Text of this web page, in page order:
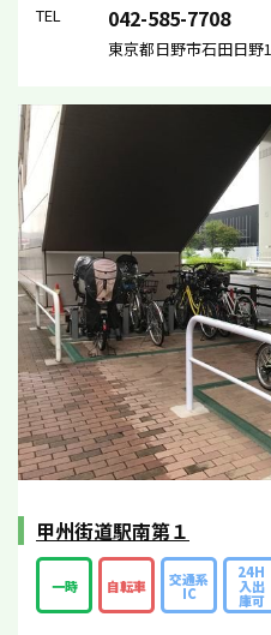
TEL
042-585-7708
東京都日野市石田日野
甲州街道駅南第１
一時 自転車 交通系
IC
24H
入出
庫可